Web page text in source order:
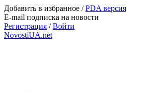
Добавить в избранное /PDA версия
E-mail подписка на новости
Регистрация /Войти
NovostiUA.net